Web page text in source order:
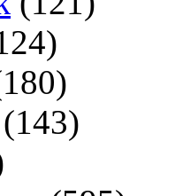
(143)